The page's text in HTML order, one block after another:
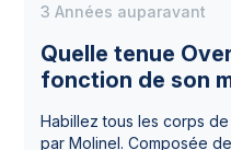
Quelle tenue
fonction de son
3 Années auparavant
Habillez tous les corps
par Molinel. Composée